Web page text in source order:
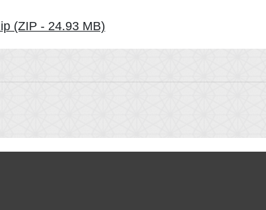
(ZIP - 24.93 MB)